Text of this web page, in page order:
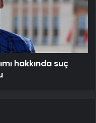
hakkında suç